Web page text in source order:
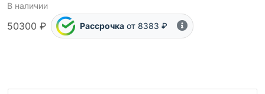
В наличии
50300 ₽ Рассрочка от 8383 ₽